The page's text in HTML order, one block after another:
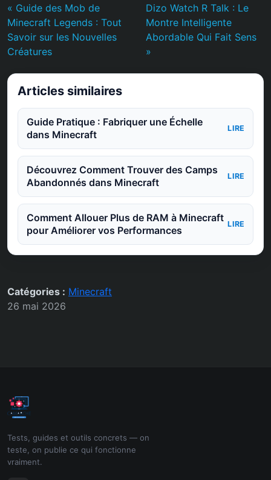
« Guide des Mob de
Minecraft Legends : Tout
Savoir sur les Nouvelles
Créatures
Dizo Watch R Talk : Le
Montre Intelligente
Abordable Qui Fait Sens
»
Articles similaires
Guide Pratique : Fabriquer une Échelle
dans Minecraft
LIRE
Découvrez Comment Trouver des Camps
Abandonnés dans Minecraft
LIRE
Comment Allouer Plus de RAM à Minecraft
pour Améliorer vos Performances
LIRE
Catégories : Minecraft
26 mai 2026
Tests, guides et outils concrets — on
teste, on publie ce qui fonctionne
vraiment.